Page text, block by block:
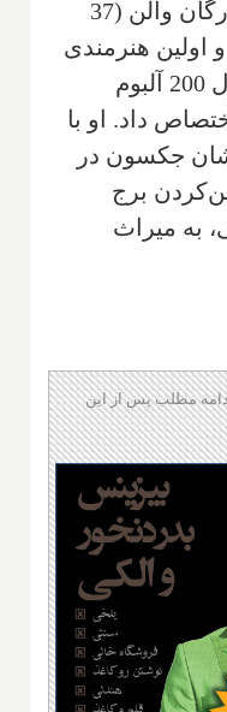
همان هفته، رکورد قبلی مورگان والن (37
و اولین هنرمندی
شد که سه جایگاه اول جدول 200 آلبوم
داد. او با
جکسون در
برج
به میراث
مطلب پس از این